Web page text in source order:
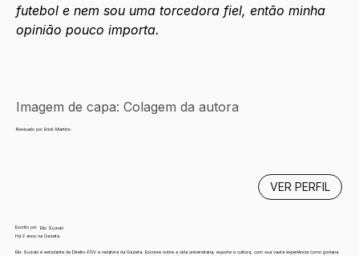
futebol e nem sou uma torcedora fiel, então minha
opinião pouco importa.
Imagem de capa: Colagem da autora
Revisado por Erick Martins
Escrito por
Elis Suzuki
Há 2 anos na Gazeta
Elis Suzuki é estudante de Direito-FGV e redatora da Gazeta. Escreve sobre a vida universitária, esporte e cultura, com sua vasta experiência como gvniana.
VER PERFIL